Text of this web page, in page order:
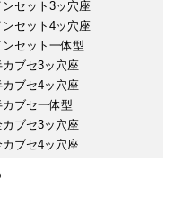
ンセット3ッ穴座
ンセット4ッ穴座
ンセット一体型
カブセ3ッ穴座
カブセ4ッ穴座
カブセ一体型
カブセ3ッ穴座
カブセ4ッ穴座